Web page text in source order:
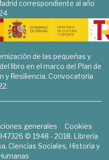
correspondiente al año
de las pequeñas y
libro en el marco del Plan de
y Resiliencia. Convocatoria
generales
Cookies
© 1948 - 2018. Librería
Ciencias Sociales, Historia y